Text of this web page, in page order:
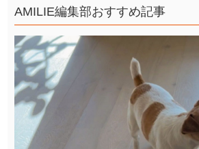
AMILIE編集部おすすめ記事